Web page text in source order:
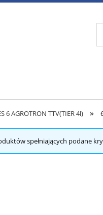
6 AGROTRON TTV(TIER 4l) »
spełniających podane